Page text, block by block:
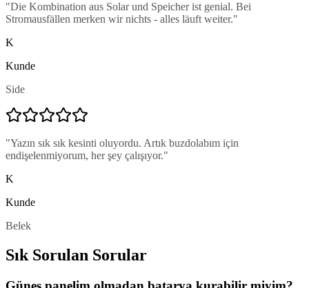
"Die Kombination aus Solar und Speicher ist genial. Bei
Stromausfällen merken wir nichts - alles läuft weiter."
K
Kunde
Side
"Yazın sık sık kesinti oluyordu. Artık buzdolabım için
endişelenmiyorum, her şey çalışıyor."
K
Kunde
Belek
Sık Sorulan Sorular